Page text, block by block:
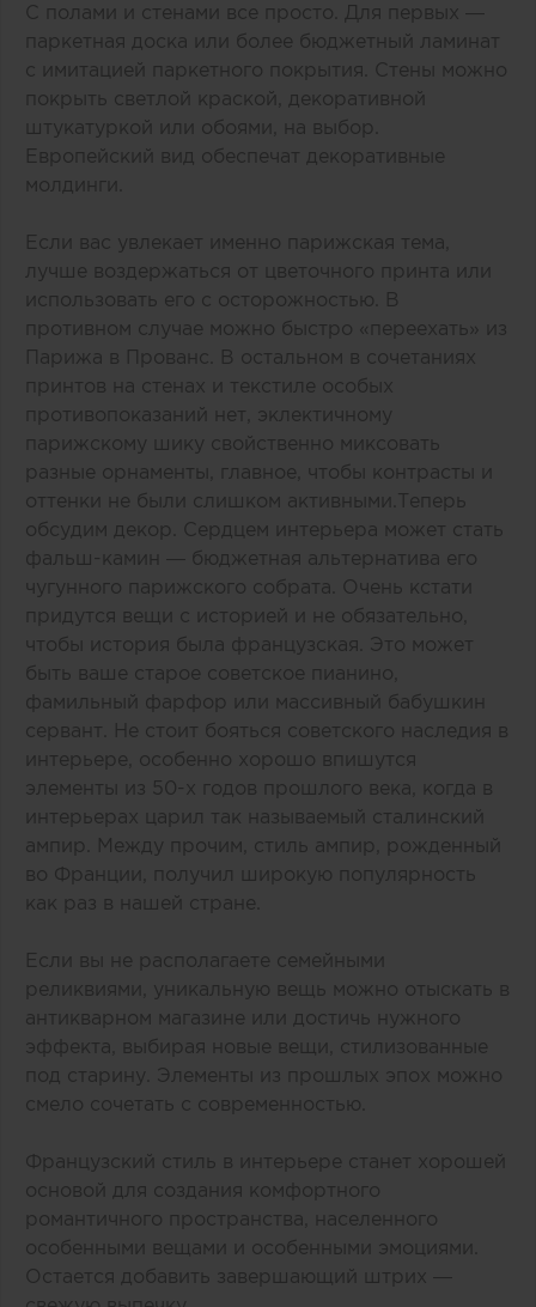
С полами и стенами все просто. Для первых —
паркетная доска или более бюджетный ламинат
с имитацией паркетного покрытия. Стены можно
покрыть светлой краской, декоративной
штукатуркой или обоями, на выбор.
Европейский вид обеспечат декоративные
молдинги.
Если вас увлекает именно парижская тема,
лучше воздержаться от цветочного принта или
использовать его с осторожностью. В
противном случае можно быстро «переехать» из
Парижа в Прованс. В остальном в сочетаниях
принтов на стенах и текстиле особых
противопоказаний нет, эклектичному
парижскому шику свойственно миксовать
разные орнаменты, главное, чтобы контрасты и
оттенки не были слишком активными.Теперь
обсудим декор. Сердцем интерьера может стать
фальш-камин — бюджетная альтернатива его
чугунного парижского собрата. Очень кстати
придутся вещи с историей и не обязательно,
чтобы история была французская. Это может
быть ваше старое советское пианино,
фамильный фарфор или массивный бабушкин
сервант. Не стоит бояться советского наследия в
интерьере, особенно хорошо впишутся
элементы из 50-х годов прошлого века, когда в
интерьерах царил так называемый сталинский
ампир. Между прочим, стиль ампир, рожденный
во Франции, получил широкую популярность
как раз в нашей стране.
Если вы не располагаете семейными
реликвиями, уникальную вещь можно отыскать в
антикварном магазине или достичь нужного
эффекта, выбирая новые вещи, стилизованные
под старину. Элементы из прошлых эпох можно
смело сочетать с современностью.
Французский стиль в интерьере станет хорошей
основой для создания комфортного
романтичного пространства, населенного
особенными вещами и особенными эмоциями.
Остается добавить завершающий штрих —